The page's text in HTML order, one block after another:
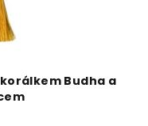
Budha a